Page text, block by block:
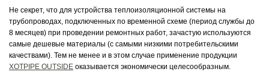
Не секрет, что для устройства теплоизоляционной системы на
трубопроводах, подключенных по временной схеме (период службы до
8 месяцев) при проведении ремонтных работ, зачастую используются
самые дешевые материалы (с самыми низкими потребительскими
качествами). Тем не менее и в этом случае применение продукции
XOTPIPE OUTSIDE оказывается экономически целесообразным.